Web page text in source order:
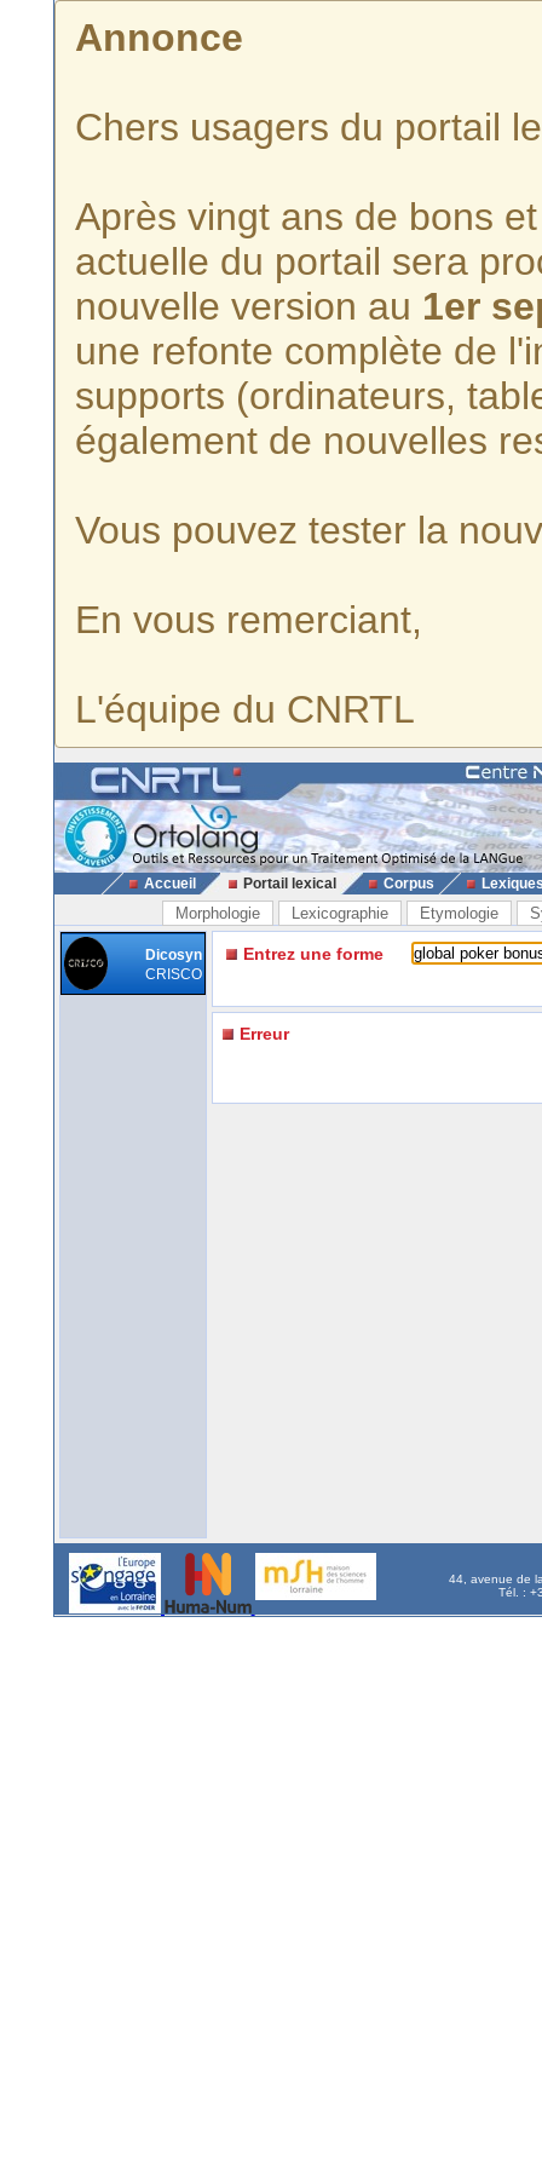
Annonce
Chers usagers du portail
Après vingt ans de bons
actuelle du portail sera
nouvelle version au 1er
une refonte complète de
supports (ordinateurs,
également de nouvelles
Vous pouvez tester la
En vous remerciant,
L'équipe du CNRTL
Accueil Portail lexical Corpus
Morphologie Lexicographie Etymologie
Dicosyn
CRISCO
Entrez une forme
Erreur
44, avenue de
Tél. :